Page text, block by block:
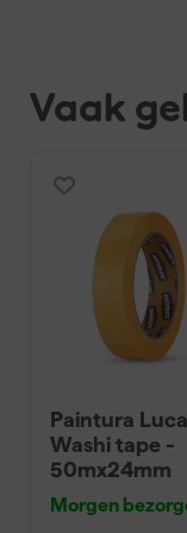
Vaak
Paintura
Washi tape -
50mx24mm
Morgen